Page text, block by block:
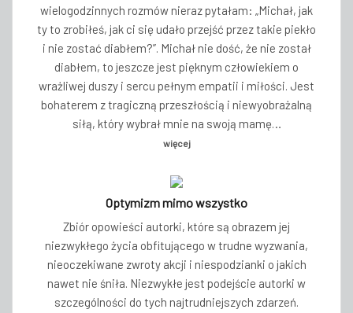
wielogodzinnych rozmów nieraz pytałam: „Michał, jak
ty to zrobiłeś, jak ci się udało przejść przez takie piekło
i nie zostać diabłem?”. Michał nie dość, że nie został
diabłem, to jeszcze jest pięknym człowiekiem o
wrażliwej duszy i sercu pełnym empatii i miłości. Jest
bohaterem z tragiczną przeszłością i niewyobrażalną
siłą, który wybrał mnie na swoją mamę…
więcej
Optymizm mimo wszystko
Zbiór opowieści autorki, które są obrazem jej
niezwykłego życia obfitującego w trudne wyzwania,
nieoczekiwane zwroty akcji i niespodzianki o jakich
nawet nie śniła. Niezwykłe jest podejście autorki w
szczególności do tych najtrudniejszych zdarzeń.